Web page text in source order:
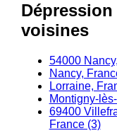
voisines
54000
Nancy,
Lorraine,
Montigny-
69400
France (3)